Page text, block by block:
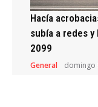
Hacía
subía a redes
2099
General domingo